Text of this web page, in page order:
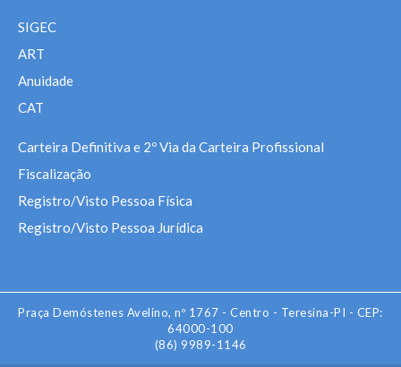
SIGEC
ART
Anuidade
CAT
Carteira Definitiva e 2º Via da Carteira Profissional
Fiscalização
Registro/Visto Pessoa Física
Registro/Visto Pessoa Jurídica
Praça Demóstenes Avelino, nº 1767 - Centro - Teresina-PI - CEP:
64000-100
(86) 9989-1146